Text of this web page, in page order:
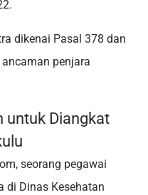
dikenai Pasal 378 dan
penjara
untuk Diangkat
seorang pegawai
di Dinas Kesehatan